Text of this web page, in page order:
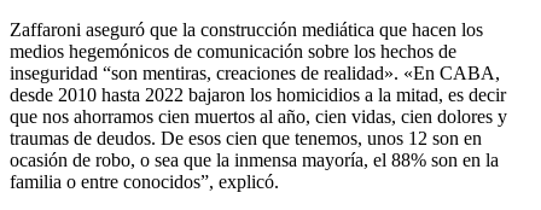
Zaffaroni aseguró que la construcción mediática que hacen los
medios hegemónicos de comunicación sobre los hechos de
inseguridad “son mentiras, creaciones de realidad». «En CABA,
desde 2010 hasta 2022 bajaron los homicidios a la mitad, es decir
que nos ahorramos cien muertos al año, cien vidas, cien dolores y
traumas de deudos. De esos cien que tenemos, unos 12 son en
ocasión de robo, o sea que la inmensa mayoría, el 88% son en la
familia o entre conocidos”, explicó.